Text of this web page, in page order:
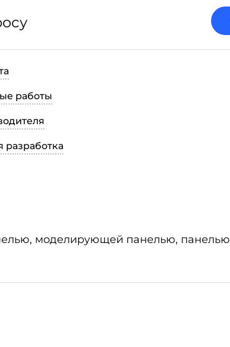
работы
разработка
моделирующей панелью, панелью